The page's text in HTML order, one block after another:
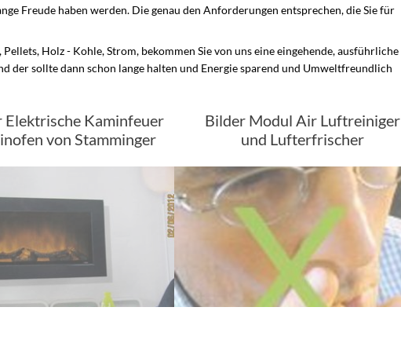
Freude haben werden. Die genau den Anforderungen entsprechen, die Sie für
Holz - Kohle, Strom, bekommen Sie von uns eine eingehende, ausführliche
der sollte dann schon lange halten und Energie sparend und Umweltfreundlich
Elektrische Kaminfeuer
von Stamminger
Bilder Modul Air Luftreiniger
und Lufterfrischer